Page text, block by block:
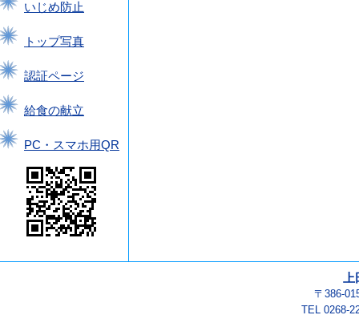
いじめ防止
トップ写真
認証ページ
給食の献立
PC・スマホ用QR
〒386-
TEL 0268-